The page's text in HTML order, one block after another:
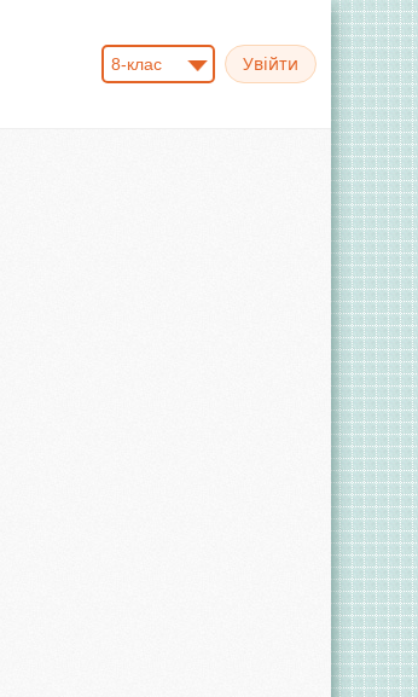
8-клас